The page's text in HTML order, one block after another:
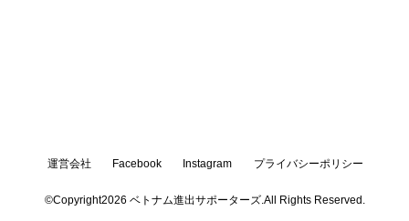
運営会社 Facebook Instagram プライバシーポリシー
©Copyright2026 ベトナム進出サポーターズ .All Rights Reserved.